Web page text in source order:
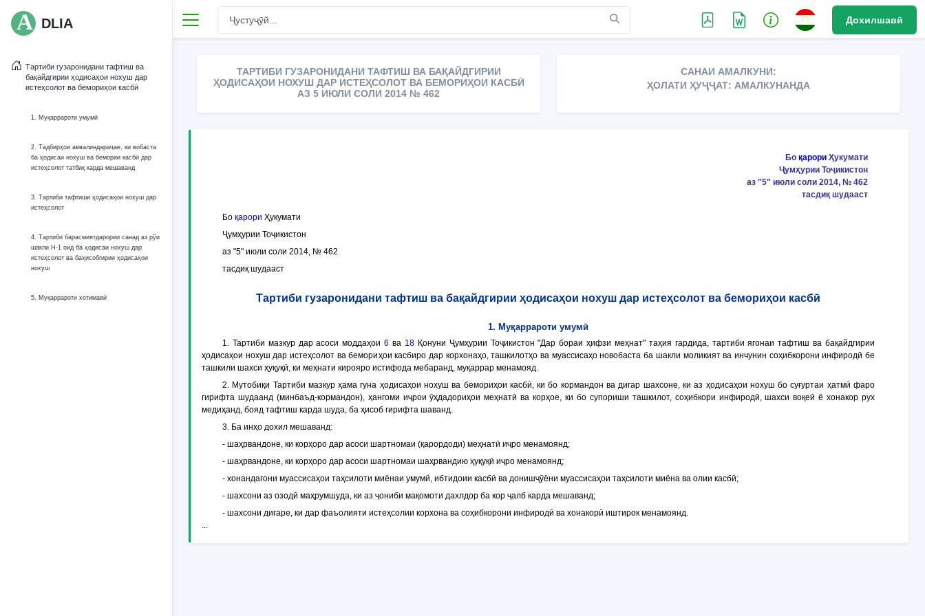
Дохилшавӣ
DLIA
Тартиби гузаронидани тафтиш ва
бақайдгирии ҳодисаҳои нохуш дар
истеҳсолот ва бемориҳои касбӣ
1. Муқаррароти умумӣ
2. Тадбирҳои аввалиндараҷае, ки вобаста
ба ҳодисаи нохуш ва бемории касбӣ дар
истеҳсолот татбиқ карда мешаванд
3. Тартиби тафтиши ҳодисаҳои нохуш дар
истеҳсолот
4. Тартиби барасмиятдарории санад аз рўи
шакли Н-1 оид ба ҳодисаи нохуш дар
истеҳсолот ва баҳисобгирии ҳодисаҳои
нохуш
5. Муқаррароти хотимавӣ
ТАРТИБИ ГУЗАРОНИДАНИ ТАФТИШ ВА БАҚАЙДГИРИИ
ҲОДИСАҲОИ НОХУШ ДАР ИСТЕҲСОЛОТ ВА БЕМОРИҲОИ КАСБӢ
АЗ 5 ИЮЛИ СОЛИ 2014 № 462
САНАИ АМАЛКУНИ:
ҲОЛАТИ ҲУҶҶАТ: АМАЛКУНАНДА
Бо қарори Ҳукумати
Ҷумҳурии Тоҷикистон
аз "5" июли соли 2014, № 462
тасдиқ шудааст
Бо қарори Ҳукумати
Ҷумҳурии Тоҷикистон
аз "5" июли соли 2014, № 462
тасдиқ шудааст
Тартиби гузаронидани тафтиш ва бақайдгирии ҳодисаҳои нохуш дар истеҳсолот ва бемориҳои касбӣ
1. Муқаррароти умумӣ
1. Тартиби мазкур дар асоси моддаҳои6 ва 18Қонуни Ҷумҳурии Тоҷикистон "Дар бораи ҳифзи меҳнат" таҳия гардида, тартиби ягонаи тафтиш ва бақайдгирии
ҳодисаҳои нохуш дар истеҳсолот ва бемориҳои касбиро дар корхонаҳо, ташкилотҳо ва муассисаҳо новобаста ба шакли моликият ва инчунин соҳибкорони инфиродӣ бе
ташкили шахси ҳуқуқӣ, ки меҳнати кирояро истифода мебаранд, муқаррар менамояд.
2. Мутобиқи Тартиби мазкур ҳама гуна ҳодисаҳои нохуш ва бемориҳои касбӣ, ки бо кормандон ва дигар шахсоне, ки аз ҳодисаҳои нохуш бо суғуртаи ҳатмӣ фаро
гирифта шудаанд (минбаъд-кормандон), ҳангоми иҷрои ӯҳдадориҳои меҳнатӣ ва корҳое, ки бо супориши ташкилот, соҳибкори инфиродӣ, шахси воқеӣ ё хонакор рух
медиҳанд, бояд тафтиш карда шуда, ба ҳисоб гирифта шаванд.
3. Ба инҳо дохил мешаванд:
- шаҳрвандоне, ки корҳоро дар асоси шартномаи (қарордоди) меҳнатӣ иҷро менамоянд;
- шаҳрвандоне, ки корҳоро дар асоси шартномаи шаҳрвандию ҳуқуқӣ иҷро менамоянд;
- хонандагони муассисаҳои таҳсилоти миёнаи умумӣ, ибтидоии касбӣ ва донишҷӯёни муассисаҳои таҳсилоти миёна ва олии касбӣ;
- шахсони аз озодӣ маҳрумшуда, ки аз ҷониби мақомоти дахлдор ба кор ҷалб карда мешаванд;
- шахсони дигаре, ки дар фаъолияти истеҳсолии корхона ва соҳибкорони инфиродӣ ва хонакорӣ иштирок менамоянд.
...